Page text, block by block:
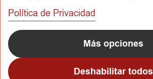
REDES SOCIALES
METODOS DE PAGO
Política de Privacidad
Más opciones
Deshabilitar todos